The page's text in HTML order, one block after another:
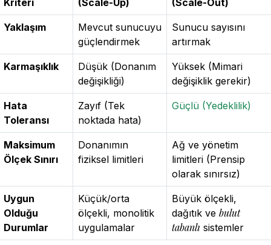
Kriteri
(Scale-Up)
(Scale-Out)
Yaklaşım
Mevcut sunucuyu
güçlendirmek
Sunucu sayısını
artırmak
Karmaşıklık
Düşük (Donanım
değişikliği)
Yüksek (Mimari
değişiklik gerekir)
Hata
Toleransı
Zayıf (Tek
noktada hata)
Güçlü (Yedeklilik)
Maksimum
Ölçek Sınırı
Donanımın
fiziksel limitleri
Ağ ve yönetim
limitleri (Prensip
olarak sınırsız)
Uygun
Olduğu
Durumlar
Küçük/orta
ölçekli, monolitik
uygulamalar
Büyük ölçekli,
dağıtık ve bulut
tabanlı sistemler